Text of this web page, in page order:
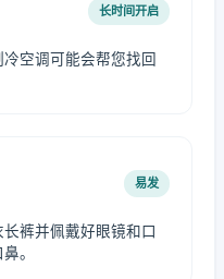
长时间开启
空调可能会帮您找回
易发
裤并佩戴好眼镜和口
。